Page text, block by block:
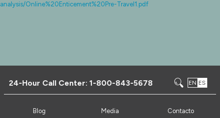
analysis/Online%20Enticement%20Pre-Travel1.pdf
24-Hour Call Center:1-800-843-5678 EN ES
Blog Media Contacto